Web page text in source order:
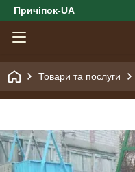
Причіпок-UA
Товари та послуги